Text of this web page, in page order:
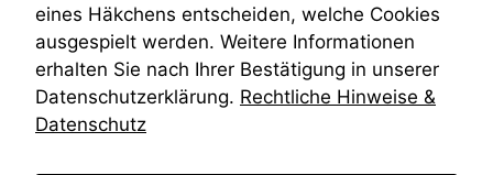
Öffentliches Personalrecht
Öffentlichkeitsprinzip
eines Häkchens entscheiden, welche Cookies
ausgespielt werden. Weitere Informationen
erhalten Sie nach Ihrer Bestätigung in unserer
Datenschutzerklärung. Rechtliche Hinweise &
Datenschutz